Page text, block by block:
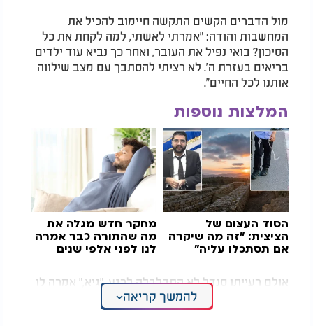
מול הדברים הקשים התקשה חיימוב להכיל את
המחשבות והודה: "אמרתי לאשתי, למה לקחת את כל
הסיכון? בואי נפיל את העובר, ואחר כך נביא עוד ילדים
בריאים בעזרת ה'. לא רציתי להסתבך עם מצב שילווה
אותנו לכל החיים."
המלצות נוספות
הסוד העצום של
הציצית: "זה מה שיקרה
אם תסתכלו עליה"
מחקר חדש מגלה את
מה שהתורה כבר אמרה
לנו לפני אלפי שנים
אולם רעייתו סנדל לא התבלבלה לרגע. "גיא," אמרה לו
בנחישות, "אנחנו נולד את הילדה, לא משנה מה." ברגעים
שלפני הניתוח הקיסרי היא הביטה בו ואמרה בביטחון
להמשך קריאה